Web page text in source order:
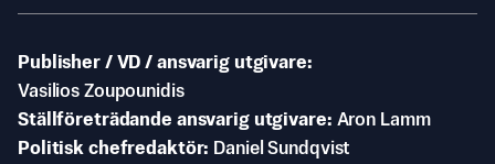
Publisher / VD / ansvarig utgivare
Vasilios Zoupounidis
Ställföreträdande ansvarig utgivare Aron Lamm
Politisk chefredaktör
Daniel Sundqvist